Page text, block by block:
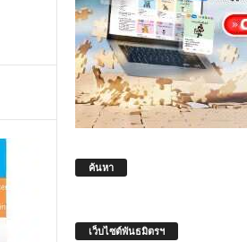
ค้นหา
เว็บไซต์พันธมิตรฯ